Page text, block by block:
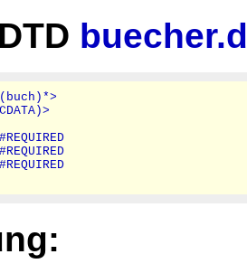
(buch)*>